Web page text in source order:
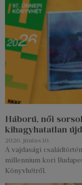
Háború, női
kihagyhatatlan
2026. június 10.
A vajdasági
millennium kori
Könyvhétről.